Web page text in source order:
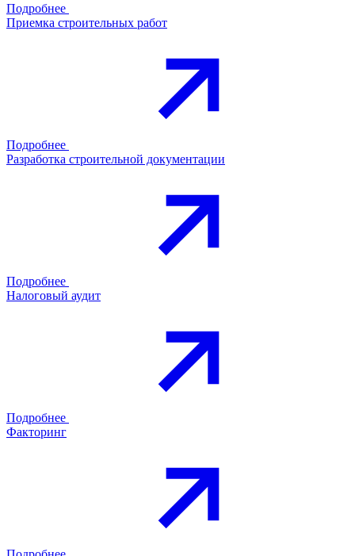
Подробнее
Приемка строительных работ
Подробнее
Разработка строительной документации
Подробнее
Налоговый аудит
Подробнее
Факторинг